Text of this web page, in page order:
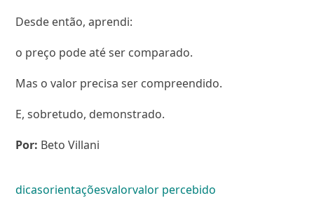
Desde então, aprendi:
o preço pode até ser comparado.
Mas o valor precisa ser compreendido.
E, sobretudo, demonstrado.
Por: Beto Villani
dicasorientaçõesvalorvalor percebido